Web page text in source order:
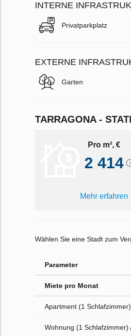
INTERNE
Privatparkplatz
EXTERNE
Garten
TARRAGONA -
Pro m², €
2 414
Mehr erfahren
Wählen Sie eine Stadt zum
Parameter
Miete pro Monat
Apartment (1
Wohnung (1